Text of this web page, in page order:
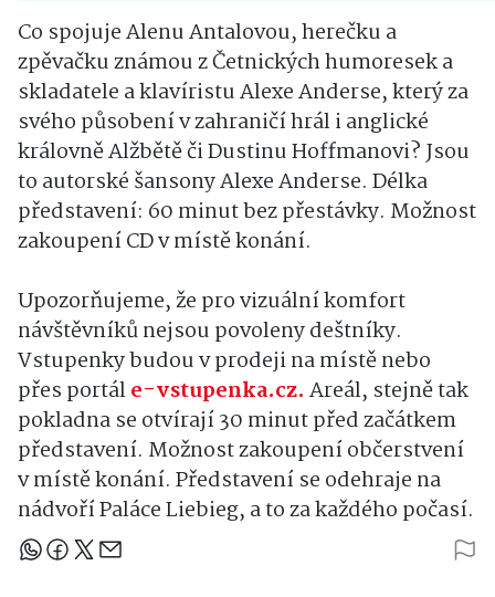
Co spojuje Alenu Antalovou, herečku a
zpěvačku známou z Četnických humoresek a
skladatele a klavíristu Alexe Anderse, který za
svého působení v zahraničí hrál i anglické
královně Alžbětě či Dustinu Hoffmanovi? Jsou
to autorské šansony Alexe Anderse. Délka
představení: 60 minut bez přestávky. Možnost
zakoupení CD v místě konání.
Upozorňujeme, že pro vizuální komfort
návštěvníků nejsou povoleny deštníky.
Vstupenky budou v prodeji na místě nebo
přes portále-vstupenka.cz. Areál, stejně tak
pokladna se otvírají 30 minut před začátkem
představení. Možnost zakoupení občerstvení
v místě konání. Představení se odehraje na
nádvoří Paláce Liebieg, a to za každého počasí.
Sdílejte článek